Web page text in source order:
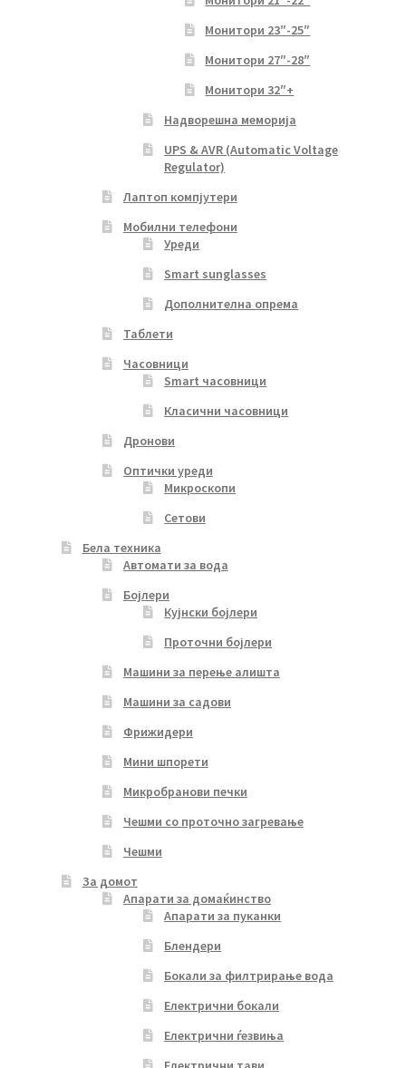
Монитори 23″-25″
Монитори 27″-28″
Монитори 32″+
Надворешна меморија
UPS & AVR (Automatic Voltage
Regulator)
Лаптоп компјутери
Мобилни телефони
Уреди
Smart sunglasses
Дополнителна опрема
Таблети
Часовници
Smart часовници
Класични часовници
Дронови
Оптички уреди
Микроскопи
Сетови
Бела техника
Автомати за вода
Бојлери
Кујнски бојлери
Проточни бојлери
Машини за перење алишта
Машини за садови
Фрижидери
Мини шпорети
Микробранови печки
Чешми со проточно загревање
Чешми
За домот
Апарати за домаќинство
Апарати за пуканки
Блендери
Бокали за филтрирање вода
Електрични бокали
Електрични ѓезвиња